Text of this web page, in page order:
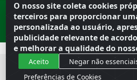
O nosso site coleta cookies
terceiros para proporcionar
personalizada ao usuário,
publicidade relevante de
e melhorar a qualidade do
Aceito
Negar não
Preferências de Cookies
Rod. SP-215, s/n, km 98 — Área Rural Porto
· CNPJ 56.679.863/0001-91
© 2026 Atacado Ideal